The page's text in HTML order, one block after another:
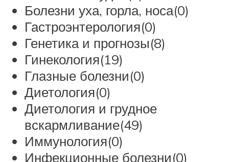
Болезни уха, горла, носа(0)
Гастроэнтерология(0)
Генетика и прогнозы(8)
Гинекология(19)
Глазные болезни(0)
Диетология(0)
Диетология и грудное
вскармливание(49)
Иммунология(0)
Инфекционные болезни(0)